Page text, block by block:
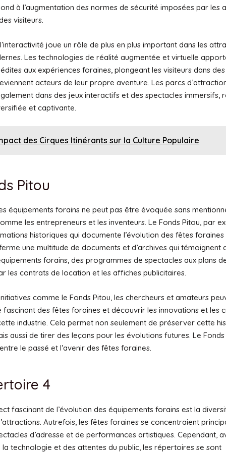
à l’augmentation des normes de sécurité imposées par les
visiteurs.
joue un rôle de plus en plus important dans les
Les technologies de réalité augmentée et virtuelle
aux expériences foraines, plongeant les visiteurs dans
acteurs de leur propre aventure. Les parcs
dans des jeux interactifs et des spectacles immersifs,
et captivante.
des Cirques Itinérants sur la Culture Populaire
Pitou
équipements forains ne peut pas être évoquée sans
les entrepreneurs et les inventeurs. Le Fonds Pitou, par
historiques qui documente l’évolution des fêtes foraines
une multitude de documents et d’archives qui témoignent
forains, des programmes de spectacles aux plans
les contrats de location et les affiches publicitaires.
comme le Fonds Pitou, les chercheurs et amateurs
fascinant des fêtes foraines et découvrir les innovations et les
industrie. Cela permet non seulement de préserver cette
aussi de tirer des leçons pour les évolutions futures. Le
le passé et l’avenir des fêtes foraines.
4
fascinant de l’évolution des équipements forains est la
Autrefois, les fêtes foraines se concentraient
d’adresse et de performances artistiques. Cependant,
la technologie et des attentes du public, les répertoires se sont